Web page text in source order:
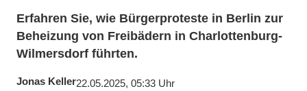
Erfahren Sie, wie Bürgerproteste in Berlin zur
Beheizung von Freibädern in Charlottenburg-
Wilmersdorf führten.
Jonas Keller22.05.2025, 05:33 Uhr